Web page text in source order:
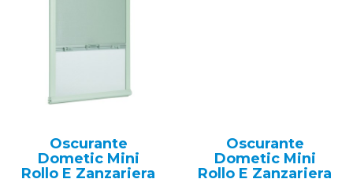
Oscurante
Dometic Mini
Rollo E Zanzariera
Oscurante
Dometic Mini
Rollo E Zanzariera